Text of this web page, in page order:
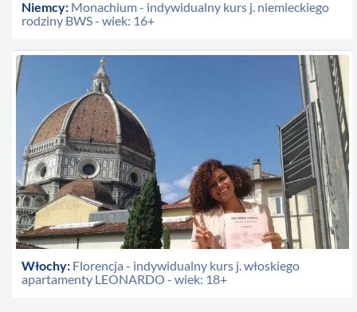
Niemcy: Monachium - indywidualny kurs j. niemieckiego
rodziny BWS - wiek: 16+
Włochy: Florencja - indywidualny kurs j. włoskiego
apartamenty LEONARDO - wiek: 18+